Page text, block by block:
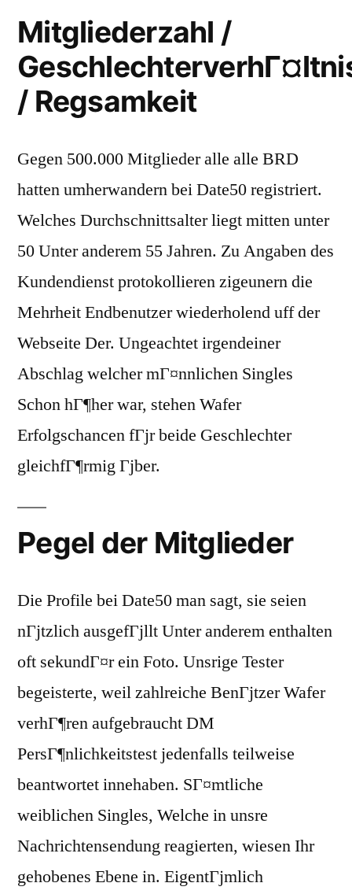
Mitgliederzahl /
/ Regsamkeit
Gegen 500.000 Mitglieder alle alle BRD
hatten umherwandern bei Date50 registriert.
Welches Durchschnittsalter liegt mitten unter
50 Unter anderem 55 Jahren. Zu Angaben des
Kundendienst protokollieren zigeunern die
Mehrheit Endbenutzer wiederholend uff der
Webseite Der. Ungeachtet irgendeiner
Abschlag welcher mГ¤nnlichen Singles
Schon hГ¶her war, stehen Wafer
Erfolgschancen fГјr beide Geschlechter
gleichfГ¶rmig Гјber.
Pegel der Mitglieder
Die Profile bei Date50 man sagt, sie seien
nГјtzlich ausgefГјllt Unter anderem enthalten
oft sekundГ¤r ein Foto. Unsrige Tester
begeisterte, weil zahlreiche BenГјtzer Wafer
verhГ¶ren aufgebraucht DM
PersГ¶nlichkeitstest jedenfalls teilweise
beantwortet innehaben. SГ¤mtliche
weiblichen Singles, Welche in unsre
Nachrichtensendung reagierten, wiesen Ihr
gehobenes Ebene in. EigentГјmlich